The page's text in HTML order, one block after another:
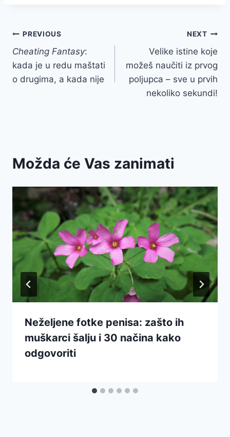
Post
navigation
PREVIOUS
Cheating Fantasy:
kada je u redu maštati
o drugima, a kada nije
NEXT
Velike istine koje
možeš naučiti iz prvog
poljupca – sve u prvih
nekoliko sekundi!
Možda će Vas zanimati
Neželjene fotke penisa: zašto ih
muškarci šalju i 30 načina kako
odgovoriti